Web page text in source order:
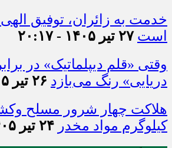
خدمت به زائران، توفیق
است ۲۷ تیر ۱۴۰۵ - ۲۰:۱۷
وقتی «قلم دیپلماتیک» در
دریایی» رنگ می‌بازد ۲۶ تیر ۱۴۰۵ - ۱۹:۵۰
کیلوگرم مواد مخدر ۲۴ تیر ۱۴۰۵ - ۰:۵۲